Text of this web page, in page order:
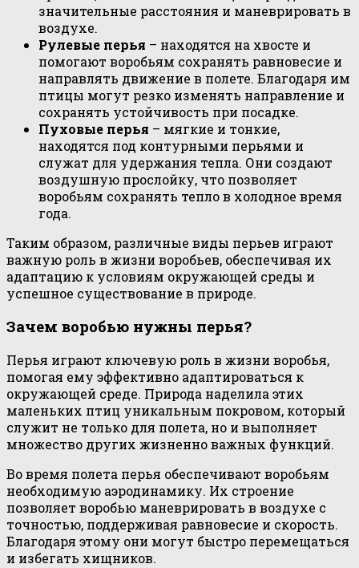
значительные расстояния и маневрировать в
воздухе.
Рулевые перья – находятся на хвосте и
помогают воробьям сохранять равновесие и
направлять движение в полете. Благодаря им
птицы могут резко изменять направление и
сохранять устойчивость при посадке.
Пуховые перья – мягкие и тонкие,
находятся под контурными перьями и
служат для удержания тепла. Они создают
воздушную прослойку, что позволяет
воробьям сохранять тепло в холодное время
года.
Таким образом, различные виды перьев играют
важную роль в жизни воробьев, обеспечивая их
адаптацию к условиям окружающей среды и
успешное существование в природе.
Зачем воробью нужны перья?
Перья играют ключевую роль в жизни воробья,
помогая ему эффективно адаптироваться к
окружающей среде. Природа наделила этих
маленьких птиц уникальным покровом, который
служит не только для полета, но и выполняет
множество других жизненно важных функций.
Во время полета перья обеспечивают воробьям
необходимую аэродинамику. Их строение
позволяет воробью маневрировать в воздухе с
точностью, поддерживая равновесие и скорость.
Благодаря этому они могут быстро перемещаться
и избегать хищников.